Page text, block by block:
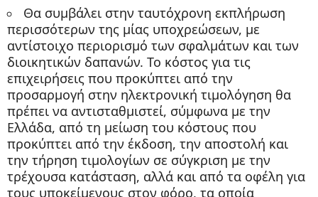
Θα συμβάλει στην ταυτόχρονη εκπλήρωση
περισσότερων της μίας υποχρεώσεων, με
αντίστοιχο περιορισμό των σφαλμάτων και των
διοικητικών δαπανών. Το κόστος για τις
επιχειρήσεις που προκύπτει από την
προσαρμογή στην ηλεκτρονική τιμολόγηση θα
πρέπει να αντισταθμιστεί, σύμφωνα με την
Ελλάδα, από τη μείωση του κόστους που
προκύπτει από την έκδοση, την αποστολή και
την τήρηση τιμολογίων σε σύγκριση με την
τρέχουσα κατάσταση, αλλά και από τα οφέλη για
τους υποκείμενους στον φόρο, τα οποία